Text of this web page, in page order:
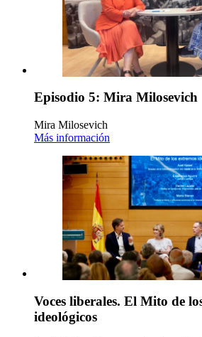
Episodio 5: Mira Milosevich
Mira Milosevich
Más información
Voces liberales. El Mito de
ideológicos